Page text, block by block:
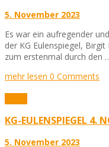
5. November 2023
Es war ein aufregender
der KG Eulenspiegel,
zum erstenmal durch den
mehr lesen 0 Comments
KG-EULENSPIEGEL 4.
5. November 2023